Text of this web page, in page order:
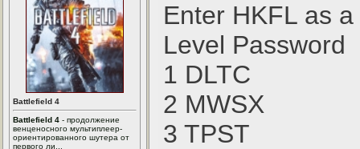
Battlefield 4
Battlefield 4 - продолжение
венценосного мультиплеер-
ориентированного шутера от
первого ли...
Enter HKFL as
Level Password
1 DLTC
2 MWSX
3 TPST